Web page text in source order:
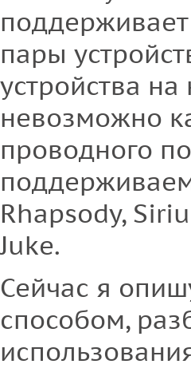
пары
устройства
невозможно
проводного
Rhapsody,
Juke.
Сейчас я
способом,